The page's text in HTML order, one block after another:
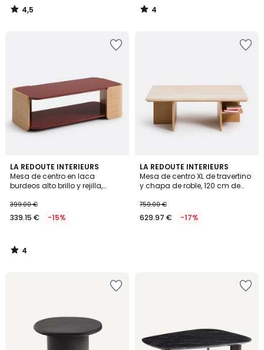
4,5
/
4
/
LA REDOUTE INTERIEURS
Mesa de centro en laca
burdeos alto brillo y rejilla,
399.00 €
339.15 € -15%
4
/
5
4
/
LA REDOUTE INTERIEURS
Mesa de centro XL de travertino
y chapa de roble, 120 cm de
759.00 €
629.97 € -17%